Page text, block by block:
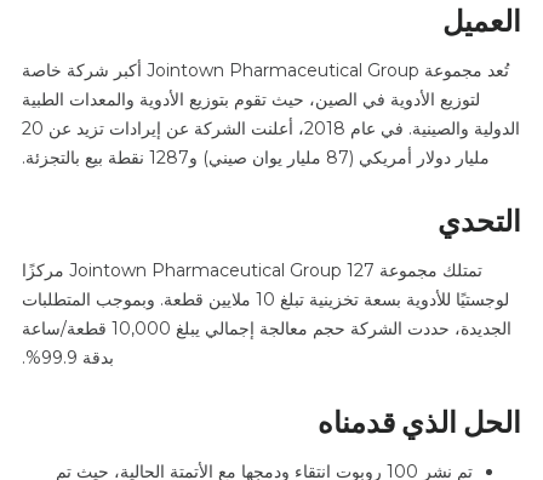
العميل
تُعد مجموعة Jointown Pharmaceutical Group أكبر شركة خاصة
لتوزيع الأدوية في الصين، حيث تقوم بتوزيع الأدوية والمعدات الطبية
الدولية والصينية. في عام 2018، أعلنت الشركة عن إيرادات تزيد عن 20
مليار دولار أمريكي (87 مليار يوان صيني) و1287 نقطة بيع بالتجزئة.
التحدي
تمتلك مجموعة Jointown Pharmaceutical Group 127 مركزًا
لوجستيًا للأدوية بسعة تخزينية تبلغ 10 ملايين قطعة. وبموجب المتطلبات
الجديدة، حددت الشركة حجم معالجة إجمالي يبلغ 10,000 قطعة/ساعة
بدقة 99.9%.
الحل الذي قدمناه
تم نشر 100 روبوت انتقاء ودمجها مع الأتمتة الحالية، حيث تم